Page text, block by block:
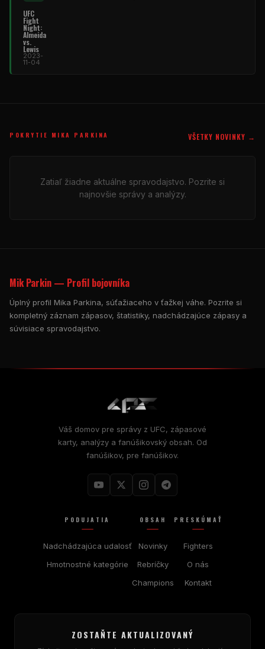
UFC
Fight
Night:
Almeida
vs.
Lewis
2023-
11-04
POKRYTIE MIKA PARKINA VŠETKY NOVINKY →
Zatiaľ žiadne aktuálne spravodajstvo. Pozrite si
najnovšie správy a analýzy.
Mik Parkin — Profil bojovníka
Úplný profil Mika Parkina, súťažiaceho v ťažkej váhe. Pozrite si
kompletný záznam zápasov, štatistiky, nadchádzajúce zápasy a
súvisiace spravodajstvo.
Váš domov pre správy z UFC, zápasové
karty, analýzy a fanúšikovský obsah. Od
fanúšikov, pre fanúšikov.
PODUJATIA
Nadchádzajúca udalosť
Hmotnostné kategórie
OBSAH
Novinky
Rebríčky
Champions
PRESKÚMAŤ
Fighters
O nás
Kontakt
ZOSTAŇTE AKTUALIZOVANÝ